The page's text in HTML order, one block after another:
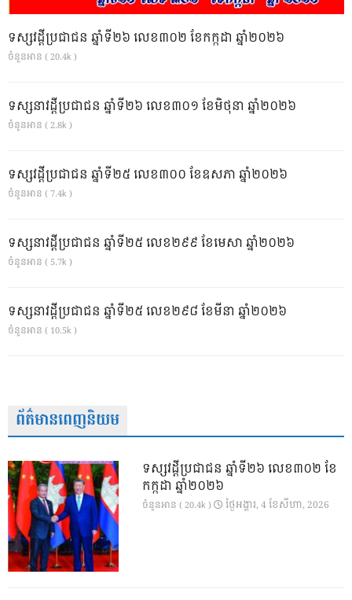
ទស្សវដ្តីប្រជាជន ឆ្នាំទី២៦ លេខ៣០២ ខែកក្កដា ឆ្នាំ២០២៦
ចំនួនអាន ( 20.4k )
ទស្សនាវដ្ដីប្រជាជន ឆ្នាំទី២៦ លេខ៣០១ ខែមិថុនា ឆ្នាំ២០២៦
ចំនួនអាន ( 2.8k )
ទស្សវដ្តីប្រជាជន ឆ្នាំទី២៥ លេខ៣០០ ខែឧសភា ឆ្នាំ២០២៦
ចំនួនអាន ( 7.4k )
ទស្សនាវដ្ដីប្រជាជន ឆ្នាំទី២៥ លេខ២៩៩ ខែមេសា ឆ្នាំ២០២៦
ចំនួនអាន ( 5.7k )
ទស្សនាវដ្ដីប្រជាជន ឆ្នាំទី២៥ លេខ២៩៨ ខែមីនា ឆ្នាំ២០២៦
ចំនួនអាន ( 10.5k )
ព័ត៌មានពេញនិយម
ទស្សវដ្តីប្រជាជន ឆ្នាំទី២៦ លេខ៣០២ ខែ
កក្កដា ឆ្នាំ២០២៦
ចំនួនអាន ( 20.4k ) ថ្ងៃ​អង្គារ, 4 ខែ​សីហា, 2026